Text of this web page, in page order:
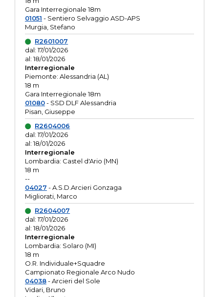
Gara Interregionale 18m
01051 - Sentiero Selvaggio ASD-APS
Murgia, Stefano
R2601007
dal: 17/01/2026
al: 18/01/2026
Interregionale
Piemonte: Alessandria (AL)
18 m
Gara Interregionale 18m
01080- SSD DLF Alessandria
Pisan, Giuseppe
R2604006
dal: 17/01/2026
al: 18/01/2026
Interregionale
Lombardia: Castel d'Ario (MN)
18 m
--
04027 - A.S.D.Arcieri Gonzaga
Migliorati, Marco
R2604007
dal: 17/01/2026
al: 18/01/2026
Interregionale
Lombardia: Solaro (MI)
18 m
O.R. Individuale+Squadre
Campionato Regionale Arco Nudo
04038- Arcieri del Sole
Vidari, Bruno